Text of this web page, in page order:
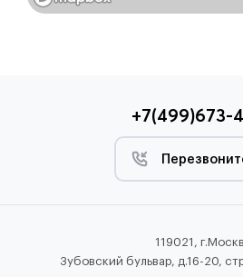
+7(499)673-
119021,
Зубовский бульвар, д.16-20,